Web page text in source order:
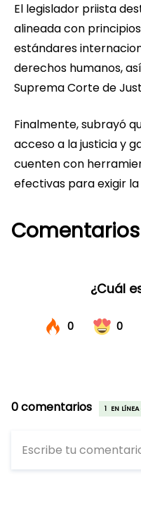
El legislador priista
alineada con
estándares
derechos humanos,
Suprema Corte de
Finalmente, subrayó
acceso a la justicia y
cuenten con
efectivas para exigir
Comentarios